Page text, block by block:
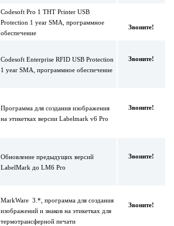
Codesoft Pro 1 THT Printer USB
Protection 1 year SMA, программное
обеспечение
Звоните!
Codesoft Enterprise RFID USB Protection
1 year SMA, программное обеспечение
Звоните!
Программа для создания изображения
на этикетках версии Labelmark v6 Pro
Звоните!
Обновление предыдущих версий
LabelMark до LM6 Pro
Звоните!
MarkWare 3.*, программа для создания
изображений и знаков на этикетках для
термотрансферной печати
Звоните!